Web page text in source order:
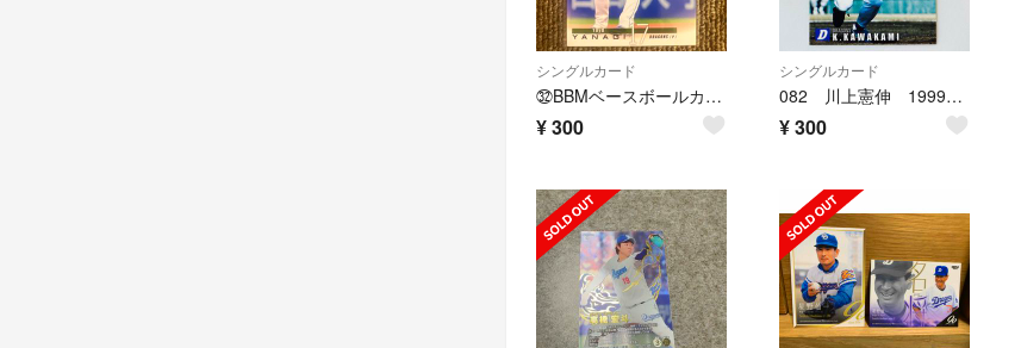
シングルカード
㉜BBMベースボールカード 2023 柳裕也
¥300
シングルカード
082 川上憲伸 1999プロ野球チップスカード
¥300